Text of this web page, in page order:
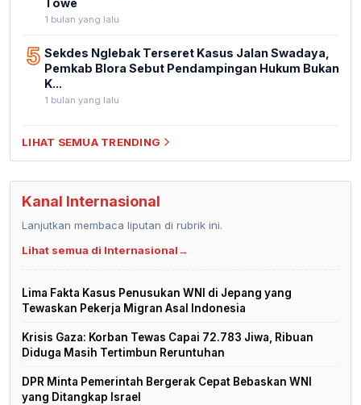
Towe
1 bulan yang lalu
5 Sekdes Nglebak Terseret Kasus Jalan Swadaya,
Pemkab Blora Sebut Pendampingan Hukum Bukan
K...
1 bulan yang lalu
LIHAT SEMUA TRENDING
Kanal Internasional
Lanjutkan membaca liputan di rubrik ini.
Lihat semua di Internasional→
Lima Fakta Kasus Penusukan WNI di Jepang yang
Tewaskan Pekerja Migran Asal Indonesia
Krisis Gaza: Korban Tewas Capai 72.783 Jiwa, Ribuan
Diduga Masih Tertimbun Reruntuhan
DPR Minta Pemerintah Bergerak Cepat Bebaskan WNI
yang Ditangkap Israel